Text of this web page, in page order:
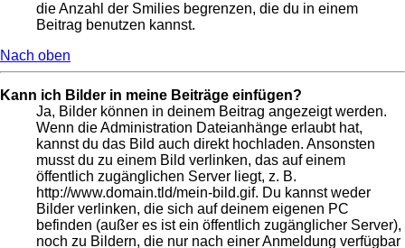
die Anzahl der Smilies begrenzen, die du in einem
Beitrag benutzen kannst.
Nach oben
Kann ich Bilder in meine Beiträge einfügen?
Ja, Bilder können in deinem Beitrag angezeigt werden.
Wenn die Administration Dateianhänge erlaubt hat,
kannst du das Bild auch direkt hochladen. Ansonsten
musst du zu einem Bild verlinken, das auf einem
öffentlich zugänglichen Server liegt, z. B.
http://www.domain.tld/mein-bild.gif. Du kannst weder
Bilder verlinken, die sich auf deinem eigenen PC
befinden (außer es ist ein öffentlich zugänglicher Server),
noch zu Bildern, die nur nach einer Anmeldung verfügbar